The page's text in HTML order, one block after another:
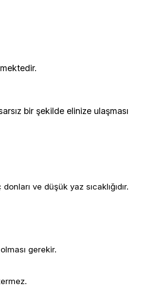
gönderilmektedir.
bir şekilde elinize ulaşması
ve düşük yaz sıcaklığıdır.
gerekir.